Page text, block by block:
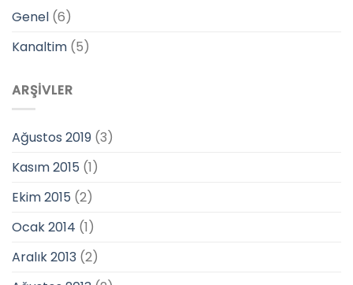
Genel (6)
Kanaltim (5)
ARŞIVLER
Ağustos 2019 (3)
Kasım 2015 (1)
Ekim 2015 (2)
Ocak 2014 (1)
Aralık 2013 (2)